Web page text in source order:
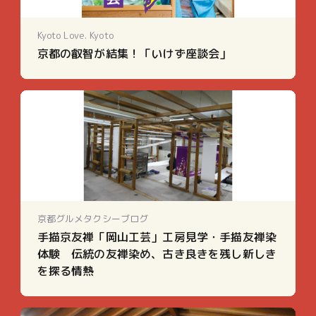
Kyoto Love. Kyoto
京都の叡智が結集！「いけず座談会」
京都グルメタクシーブログ
手描京友禅「岡山工芸」工房見学・手描友禅染
体験 伝統の友禅染め、古き良きを残し新しき
を探る情熱